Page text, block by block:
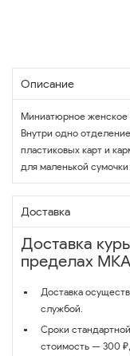
Описание
Миниатюрное женское
Внутри одно
пластиковых карт и
для маленькой
Доставка
Доставка
пределах
Доставка
службой.
Сроки
стоимость — 300